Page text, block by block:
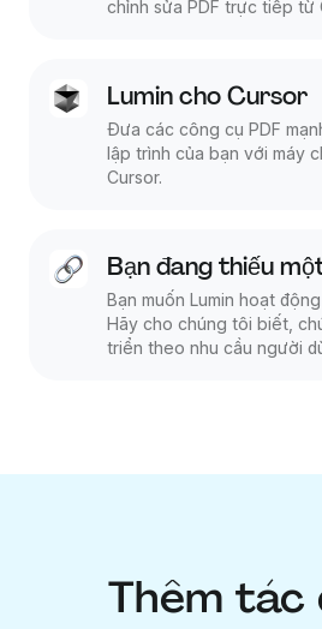
chỉnh sửa PDF trực tiếp từ
Lumin cho Cursor
Đưa các công cụ PDF
lập trình của bạn với máy
Cursor.
Bạn đang thiếu
Bạn muốn Lumin hoạt
Hãy cho chúng tôi biết,
triển theo nhu cầu người
Thêm tác